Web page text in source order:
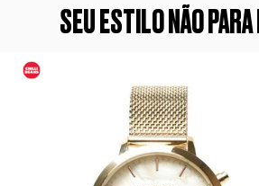
SEU ESTILO NÃO